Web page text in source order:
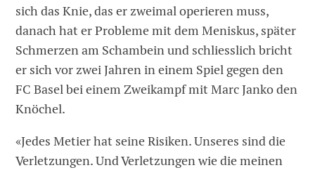
sich das Knie, das er zweimal operieren muss,
danach hat er Probleme mit dem Meniskus, später
Schmerzen am Schambein und schliesslich bricht
er sich vor zwei Jahren in einem Spiel gegen den
FC Basel bei einem Zweikampf mit Marc Janko den
Knöchel.
«Jedes Metier hat seine Risiken. Unseres sind die
Verletzungen. Und Verletzungen wie die meinen